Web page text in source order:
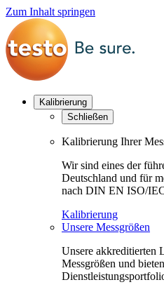
Zum Inhalt springen
Kalibrierung
Schließen
Kalibrierung Ihrer
Wir sind eines der
Deutschland und für
nach DIN EN ISO/
Kalibrierung
Unsere Messgrößen
Unsere akkreditierten
Messgrößen und